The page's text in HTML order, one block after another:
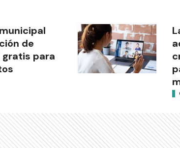
de
para